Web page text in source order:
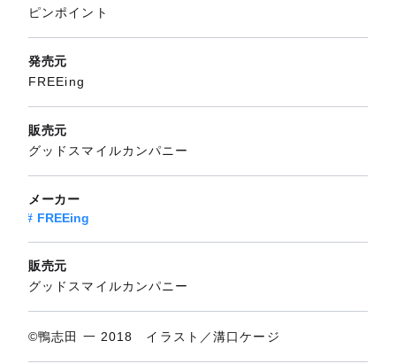
ピンポイント
発売元
FREEing
販売元
グッドスマイルカンパニー
メーカー
FREEing
販売元
グッドスマイルカンパニー
©鴨志田 一 2018 イラスト／溝口ケージ